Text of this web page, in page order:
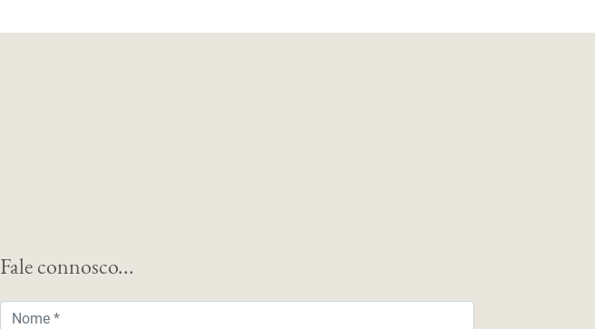
Fale connosco...
Nome